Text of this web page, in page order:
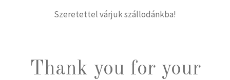
Szeretettel várjuk szállodánkba!
Thank you for your